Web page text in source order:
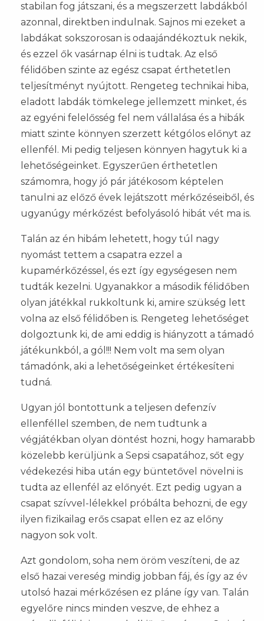
stabilan fog játszani, és a megszerzett labdákból
azonnal, direktben indulnak. Sajnos mi ezeket a
labdákat sokszorosan is odaajándékoztuk nekik,
és ezzel ők vasárnap élni is tudtak. Az első
félidőben szinte az egész csapat érthetetlen
teljesítményt nyújtott. Rengeteg technikai hiba,
eladott labdák tömkelege jellemzett minket, és
az egyéni felelősség fel nem vállalása és a hibák
miatt szinte könnyen szerzett kétgólos előnyt az
ellenfél. Mi pedig teljesen könnyen hagytuk ki a
lehetőségeinket. Egyszerűen érthetetlen
számomra, hogy jó pár játékosom képtelen
tanulni az előző évek lejátszott mérkőzéseiből, és
ugyanúgy mérkőzést befolyásoló hibát vét ma is.
Talán az én hibám lehetett, hogy túl nagy
nyomást tettem a csapatra ezzel a
kupamérkőzéssel, és ezt így egységesen nem
tudták kezelni. Ugyanakkor a második félidőben
olyan játékkal rukkoltunk ki, amire szükség lett
volna az első félidőben is. Rengeteg lehetőséget
dolgoztunk ki, de ami eddig is hiányzott a támadó
játékunkból, a gól!!! Nem volt ma sem olyan
támadónk, aki a lehetőségeinket értékesíteni
tudná.
Ugyan jól bontottunk a teljesen defenzív
ellenféllel szemben, de nem tudtunk a
végjátékban olyan döntést hozni, hogy hamarabb
közelebb kerüljünk a Sepsi csapatához, sőt egy
védekezési hiba után egy büntetővel növelni is
tudta az ellenfél az előnyét. Ezt pedig ugyan a
csapat szívvel-lélekkel próbálta behozni, de egy
ilyen fizikailag erős csapat ellen ez az előny
nagyon sok volt.
Azt gondolom, soha nem öröm veszíteni, de az
első hazai vereség mindig jobban fáj, és így az év
utolsó hazai mérkőzésen ez pláne így van. Talán
egyelőre nincs minden veszve, de ehhez a